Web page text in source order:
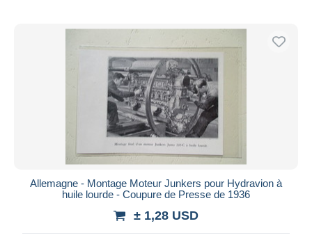
Allemagne - Montage Moteur Junkers pour Hydravion à
huile lourde - Coupure de Presse de 1936
± 1,28 USD